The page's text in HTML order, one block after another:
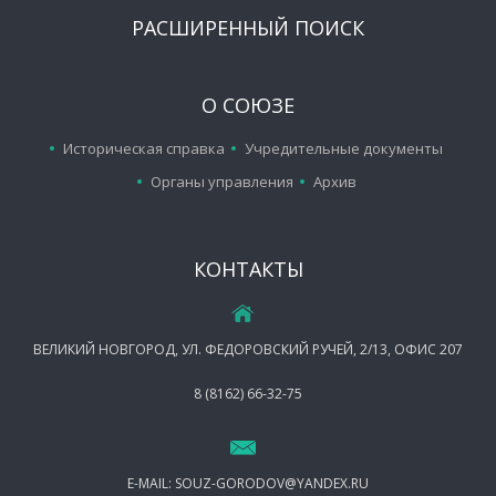
РАСШИРЕННЫЙ ПОИСК
О СОЮЗЕ
Историческая справка
Учредительные документы
Органы управления
Архив
КОНТАКТЫ
ВЕЛИКИЙ НОВГОРОД, УЛ. ФЕДОРОВСКИЙ РУЧЕЙ, 2/13, ОФИС 207
8 (8162) 66-32-75
E-MAIL: SOUZ-GORODOV@YANDEX.RU